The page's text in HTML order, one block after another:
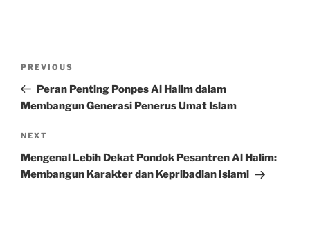
Previous
Post
PREVIOUS
Peran Penting Ponpes Al Halim dalam
Membangun Generasi Penerus Umat Islam
Next
Post
NEXT
Mengenal Lebih Dekat Pondok Pesantren Al Halim:
Membangun Karakter dan Kepribadian Islami